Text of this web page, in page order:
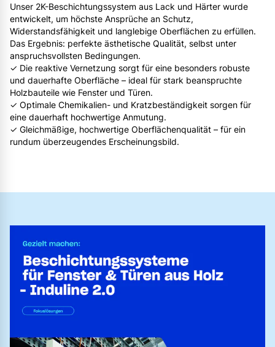
Unser 2K-Beschichtungssystem aus Lack und Härter wurde
entwickelt, um höchste Ansprüche an Schutz,
Widerstandsfähigkeit und langlebige Oberflächen zu erfüllen.
Das Ergebnis: perfekte ästhetische Qualität, selbst unter
anspruchsvollsten Bedingungen.
✓ Die reaktive Vernetzung sorgt für eine besonders robuste
und dauerhafte Oberfläche – ideal für stark beanspruchte
Holzbauteile wie Fenster und Türen.
✓ Optimale Chemikalien- und Kratzbeständigkeit sorgen für
eine dauerhaft hochwertige Anmutung.
✓ Gleichmäßige, hochwertige Oberflächenqualität – für ein
rundum überzeugendes Erscheinungsbild.